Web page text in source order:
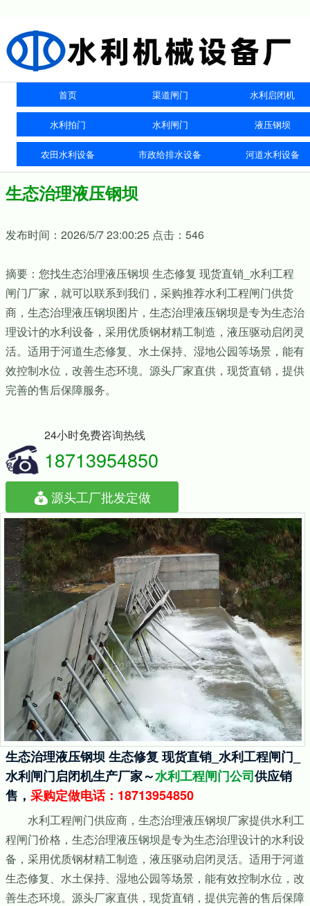
首页 渠道闸门 水利启闭机
水利拍门 水利闸门 液压钢坝
农田水利设备 市政给排水设备 河道水利设备
生态治理液压钢坝
发布时间：2026/5/7 23:00:25 点击：546
摘要：您找生态治理液压钢坝 生态修复 现货直销_水利工程
闸门厂家，就可以联系到我们，采购推荐水利工程闸门供货
商，生态治理液压钢坝图片，生态治理液压钢坝是专为生态治
理设计的水利设备，采用优质钢材精工制造，液压驱动启闭灵
活。适用于河道生态修复、水土保持、湿地公园等场景，能有
效控制水位，改善生态环境。源头厂家直供，现货直销，提供
完善的售后保障服务。
24小时免费咨询热线
18713954850
源头工厂批发定做
生态治理液压钢坝 生态修复 现货直销_水利工程闸门_
水利闸门启闭机生产厂家～水利工程闸门公司供应销
售， 采购定做电话：18713954850
水利工程闸门供应商，生态治理液压钢坝厂家提供水利工
程闸门价格，生态治理液压钢坝是专为生态治理设计的水利设
备，采用优质钢材精工制造，液压驱动启闭灵活。适用于河道
生态修复、水土保持、湿地公园等场景，能有效控制水位，改
善生态环境。源头厂家直供，现货直销，提供完善的售后保障